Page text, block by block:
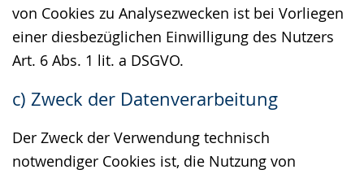
von Cookies zu Analysezwecken ist bei Vorliegen
einer diesbezüglichen Einwilligung des Nutzers
Art. 6 Abs. 1 lit. a DSGVO.
c) Zweck der Datenverarbeitung
Der Zweck der Verwendung technisch
notwendiger Cookies ist, die Nutzung von